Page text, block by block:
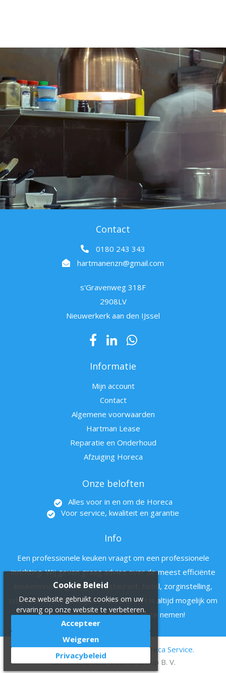
Contact
0180 243 343
hartmanenzn@gmail.com
s'Gravenweg 318F
2908LV
Nieuwerkerk aan den IJssel
Informatie
Mijn account
Contact
Algemene voorwaarden
Hartman Lease
Reparatie en Onderhoud
Afzuiging Horeca
Onze beloften
Alles voor in en om de Horeca
Voor service, kwaliteit en garantie
Info
Een professionele keuken vraagt om een professionele
inrichting. Wij geven graag advies over de meest efficiënte
keukeninrichting voor uw restaurant, hotel, zorginstelling,
schoolkantine of bedrijfsrestaurant. Het is altijd mogelijk om
vrijblijvend contact met ons op te nemen!
© 2011 - 2022 Hartman en zn Horeca Service.
Ontwikkeld doorBest4u Group B. V.
Cookie Beleid
Deze website gebruikt cookies om uw
ervaring op onze website te verbeteren.
Accepteer
Weigeren
Privacybeleid